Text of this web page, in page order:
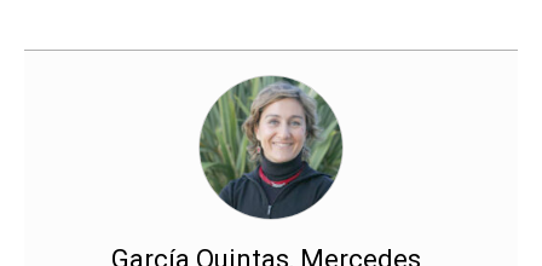
García Quintas, Mercedes